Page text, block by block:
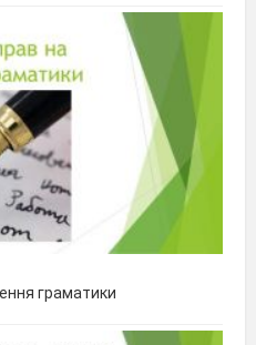
граматики